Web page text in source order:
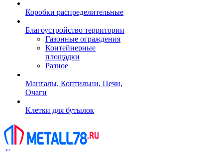
Коробки распределительные
Благоустройство территории
Газонные ограждения
Контейнерные
площадки
Разное
Мангалы, Коптильни, Печи,
Очаги
Клетки для бутылок